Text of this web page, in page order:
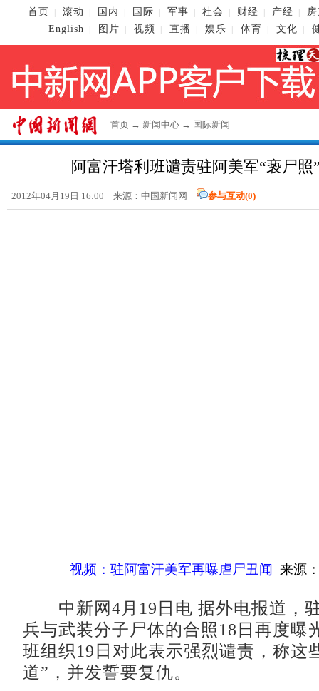
首页 滚动 国内 国际 军事 社会 财经 产经
English
图片 视频 直播 娱乐 体育 文化
首页 → 新闻中心 → 国际新闻
阿富汗塔利班谴责驻阿美军“亵尸照
2012年04月19日 16:00 来源：中国新闻网 参与互动(0)
视频：驻阿富汗美军再曝虐尸丑闻 来源
中新网4月19日电 据外电报道，
兵与武装分子尸体的合照18日再度曝
班组织19日对此表示强烈谴责，称这
道”，并发誓要复仇。